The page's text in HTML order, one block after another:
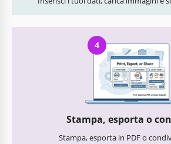
4
Stampa, esporta o
Stampa, esporta in PDF o